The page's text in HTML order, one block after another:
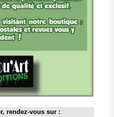
rendez-vous sur :